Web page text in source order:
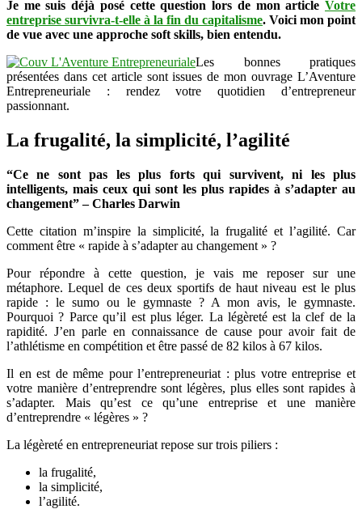
Je me suis déjà posé cette question lors de mon article Votre
entreprise survivra-t-elle à la fin du capitalisme. Voici mon point
de vue avec une approche soft skills, bien entendu.
Les bonnes pratiques
présentées dans cet article sont issues de mon ouvrage L’Aventure
Entrepreneuriale : rendez votre quotidien d’entrepreneur
passionnant.
La frugalité, la simplicité, l’agilité
“Ce ne sont pas les plus forts qui survivent, ni les plus
intelligents, mais ceux qui sont les plus rapides à s’adapter au
changement” – Charles Darwin
Cette citation m’inspire la simplicité, la frugalité et l’agilité. Car
comment être « rapide à s’adapter au changement » ?
Pour répondre à cette question, je vais me reposer sur une
métaphore. Lequel de ces deux sportifs de haut niveau est le plus
rapide : le sumo ou le gymnaste ? A mon avis, le gymnaste.
Pourquoi ? Parce qu’il est plus léger. La légèreté est la clef de la
rapidité. J’en parle en connaissance de cause pour avoir fait de
l’athlétisme en compétition et être passé de 82 kilos à 67 kilos.
Il en est de même pour l’entrepreneuriat : plus votre entreprise et
votre manière d’entreprendre sont légères, plus elles sont rapides à
s’adapter. Mais qu’est ce qu’une entreprise et une manière
d’entreprendre « légères » ?
La légèreté en entrepreneuriat repose sur trois piliers :
la frugalité,
la simplicité,
l’agilité.